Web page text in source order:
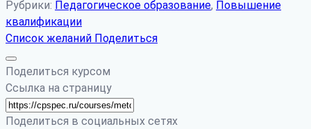
Рубрики: Педагогическое образование, Повышение
квалификации
Список желаний Поделиться
Поделиться курсом
Ссылка на страницу
Поделиться в социальных сетях